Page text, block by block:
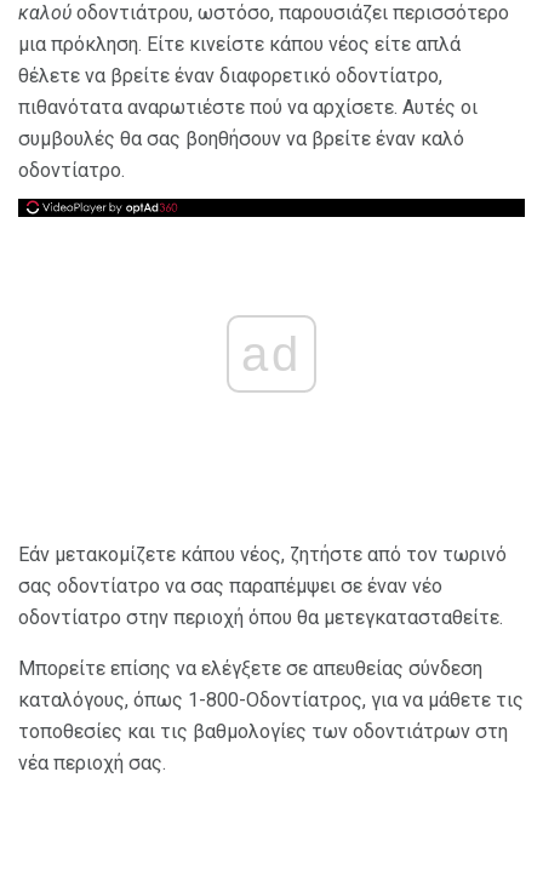
καλού οδοντιάτρου, ωστόσο, παρουσιάζει περισσότερο
μια πρόκληση. Είτε κινείστε κάπου νέος είτε απλά
θέλετε να βρείτε έναν διαφορετικό οδοντίατρο,
πιθανότατα αναρωτιέστε πού να αρχίσετε. Αυτές οι
συμβουλές θα σας βοηθήσουν να βρείτε έναν καλό
οδοντίατρο.
ad
Εάν μετακομίζετε κάπου νέος, ζητήστε από τον τωρινό
σας οδοντίατρο να σας παραπέμψει σε έναν νέο
οδοντίατρο στην περιοχή όπου θα μετεγκατασταθείτε.
Μπορείτε επίσης να ελέγξετε σε απευθείας σύνδεση
καταλόγους, όπως 1-800-Οδοντίατρος, για να μάθετε τις
τοποθεσίες και τις βαθμολογίες των οδοντιάτρων στη
νέα περιοχή σας.